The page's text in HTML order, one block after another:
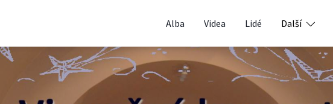
Alba Videa Lidé Další